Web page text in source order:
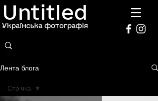
Untitled
Українська фотографія
Лента блога
Стрічка